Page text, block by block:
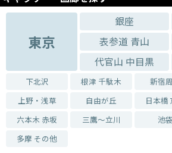
2024.01.24 - 2024.02.04
日本旅行作家協会(JTWO)設立50周年記念作品展
寺下雅一写真展「旅のたまゆら1981-1988」
東京
銀座
表参道 青山
代官山 中目黒
下北沢 根津 千駄木 新宿
上野・浅草
自由が丘 日本橋
六本木 赤坂
三鷹～立川 池袋
多摩 その他